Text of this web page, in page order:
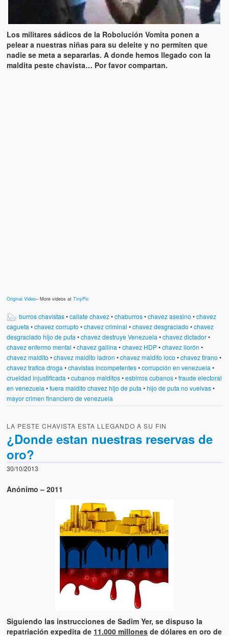
Los militares sádicos de la Robolución Vomita ponen a
pelear a nuestras niñas para su deleite y no permiten que
nadie se meta a separarlas. A donde hemos llegado con la
maldita peste chavista… Por favor compartan.
Original Video– More videos atTinyPic
burros chavistas•callate chavez•chaburros•chavez asesino •chavez
cagueta •chavez corrupto •chavez criminal •chavez desgraciado •chavez
desgraciado hijo de puta •chavez destruye Venezuela •chavez dictador•
chavez enfermo mental •chavez gallina •chavez HDP•chavez llorón •
chavez maldito •chavez maldito ladron •chavez maldito loco •chavez tirano •
chavez trafica droga •chavistas incompetentes•corrupción en venezuela •
crueldad injustificada •cubanos malditos•esbirros cubanos•fraude electoral
en venezuela •fuera maldito chavez hijo de puta •hijo de puta no vuelvas•
mayor crimen financiero de venezuela
LA PESTE CHAVISTA ESTA LLEGANDO A SU FIN
¿Donde estan nuestras reservas de
oro?
30/10/2013
Anónimo – 2011
Siguiendo las instrucciones de Sadim Yer, se dispuso la
repatriación expedita de 11.000 millones de dólares en oro de